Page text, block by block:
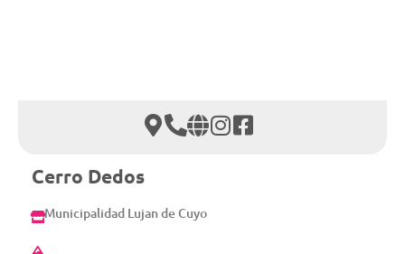
Cerro Dedos
Municipalidad Lujan de Cuyo